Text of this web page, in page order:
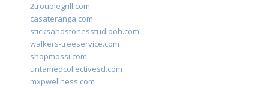
2troublegrill.com
casateranga.com
sticksandstonesstudiooh.com
walkers-treeservice.com
shopmossi.com
untamedcollectivesd.com
mxpwellness.com